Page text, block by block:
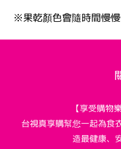
※果乾顏色會隨時間慢
【享受購物
台視真享購幫您一起為食
造最健康、